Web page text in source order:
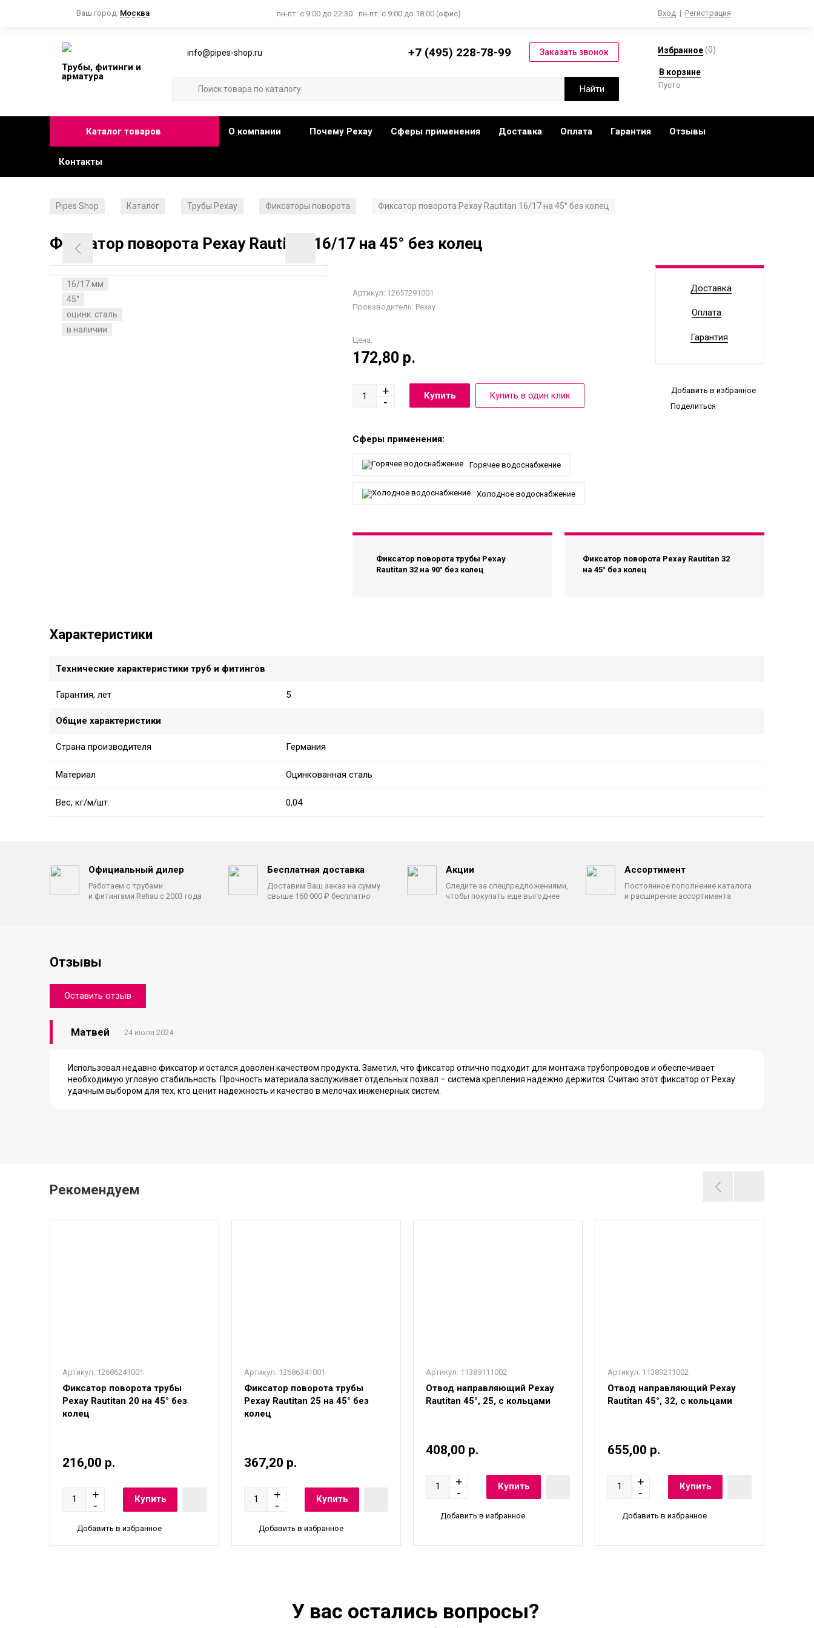
Ваш город: Москва пн-пт: с 9:00 до 22:30 пн-пт: с 9:00 до 18:00 (офис) Вход | Регистрация
Трубы, фитинги и
арматура
info@pipes-shop.ru +7 (495) 228-78-99 Избранное(0)
В корзине
Пусто
Каталог товаров О компании Почему Рехау Сферы применения Доставка Оплата Гарантия Отзывы
Контакты
Pipes Shop Каталог Трубы Рехау Фиксаторы поворота Фиксатор поворота Рехау Rautitan 16/17 на 45° без колец
Фиксатор поворота Рехау Rautitan 16/17 на 45° без колец
16/17 мм
45°
оцинк. сталь
в наличии
Артикул: 12657291001
Производитель: Рехау
Цена:
172,80 р.
Доставка
Оплата
Гарантия
Добавить в избранное
Поделиться
Сферы применения:
Горячее водоснабжение
Холодное водоснабжение
Фиксатор поворота трубы Рехау
Rautitan 32 на 90° без колец
Фиксатор поворота Рехау Rautitan 32
на 45° без колец
Характеристики
Технические характеристики труб и фитингов
Гарантия, лет 5
Общие характеристики
Страна производителя Германия
Материал Оцинкованная сталь
Вес, кг/м/шт. 0,04
Официальный дилер
Работаем с трубами
и фитингами Rehau с 2003 года
Бесплатная доставка
Доставим Ваш заказ на сумму
свыше 160 000 ₽ бесплатно
Акции
Следите за спецпредложениями,
чтобы покупать еще выгоднее
Ассортимент
Постоянное пополнение каталога
и расширение ассортимента
Отзывы
Оставить отзыв
Матвей 24 июля 2024
Использовал недавно фиксатор и остался доволен качеством продукта. Заметил, что фиксатор отлично подходит для монтажа трубопроводов и обеспечивает
необходимую угловую стабильность. Прочность материала заслуживает отдельных похвал – система крепления надежно держится. Считаю этот фиксатор от Рехау
удачным выбором для тех, кто ценит надежность и качество в мелочах инженерных систем.
Рекомендуем
Артикул: 12686241001
Фиксатор поворота трубы
Рехау Rautitan 20 на 45° без
колец
216,00 р.
Добавить в избранное
Артикул: 12686341001
Фиксатор поворота трубы
Рехау Rautitan 25 на 45° без
колец
367,20 р.
Добавить в избранное
Артикул: 11389111002
Отвод направляющий Рехау
Rautitan 45°, 25, с кольцами
408,00 р.
Добавить в избранное
Артикул: 11389211002
Отвод направляющий Рехау
Rautitan 45°, 32, с кольцами
655,00 р.
Добавить в избранное
У вас остались вопросы?